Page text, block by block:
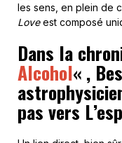
les sens, en plein de
Loveest composé
Dans la
Alcohol« ,
pas vers